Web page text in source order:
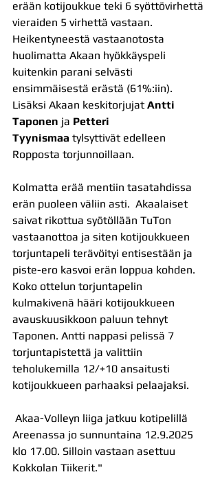
erään kotijoukkue teki 6 syöttövirhettä
vieraiden 5 virhettä vastaan.
Heikentyneestä vastaanotosta
huolimatta Akaan hyökkäyspeli
kuitenkin parani selvästi
ensimmäisestä erästä (61%:iin).
Lisäksi Akaan keskitorjujat Antti
Taponen ja Petteri
Tyynismaa tylsyttivät edelleen
Ropposta torjunnoillaan.
Kolmatta erää mentiin tasatahdissa
erän puoleen väliin asti.  Akaalaiset
saivat rikottua syötöllään TuTon
vastaanottoa ja siten kotijoukkueen
torjuntapeli terävöityi entisestään ja
piste-ero kasvoi erän loppua kohden.
Koko ottelun torjuntapelin
kulmakivenä hääri kotijoukkueen
avauskuusikkoon paluun tehnyt
Taponen. Antti nappasi pelissä 7
torjuntapistettä ja valittiin
teholukemilla 12/+10 ansaitusti
kotijoukkueen parhaaksi pelaajaksi.
Akaa-Volleyn liiga jatkuu kotipelillä
Areenassa jo sunnuntaina 12.9.2025
klo 17.00. Silloin vastaan asettuu
Kokkolan Tiikerit."